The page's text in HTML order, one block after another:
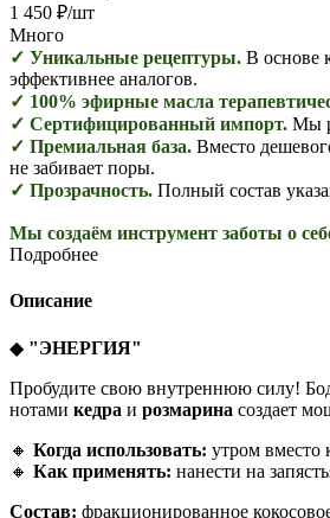
1 450 ₽/шт
Много
✓ Уникальные рецептуры. В основе
эффективнее аналогов.
✓ 100% эфирные масла
✓ Сертифицированный импорт. Мы
✓ Премиальная база. Вместо
не забивает поры.
✓ Прозрачность. Полный состав
Мы создаём инструмент заботы о
Подробнее
Описание
◆ "ЭНЕРГИЯ"
Пробудите свою внутреннюю силу!
нотами кедра и розмарина создает
🔸 Когда использовать: утром вместо
🔸 Как применять: нанести на
Состав: фракционированное